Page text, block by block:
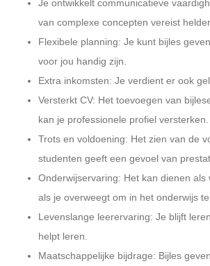
Je ontwikkelt communicatieve
van complexe concepten vereist
Flexibele planning: Je kunt bijles
voor jou handig zijn.
Extra inkomsten: Je verdient er ook
Versterkt CV: Het toevoegen van
kan je professionele profiel versterken.
Trots en voldoening: Het zien van de
studenten geeft een gevoel van
Onderwijservaring: Het kan dienen als
als je overweegt om in het onderwijs te
Levenslange leerervaring: Je blijft
helpt leren.
Maatschappelijke bijdrage: Bijles